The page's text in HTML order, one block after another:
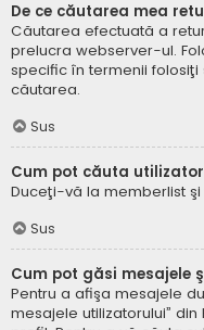
De ce căutarea mea
Căutarea efectuată a
prelucra webserver-ul.
specific în termenii
căutarea.
Sus
Cum pot căuta
Duceţi-vă la memberlist
Sus
Cum pot găsi mesajele
Pentru a afişa mesajele
mesajele utilizatorului”